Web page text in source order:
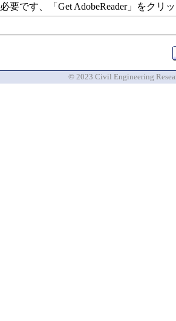
必要です、「Get AdobeReader」をク
© 2023 Civil Engineering